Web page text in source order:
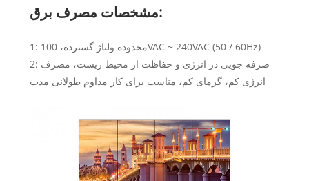
مشخصات مصرف برق:
1: محدوده ولتاژ گسترده، 100VAC ~ 240VAC (50 / 60Hz)
2: صرفه جویی در انرژی و حفاظت از محیط زیست، مصرف
انرژی کم، گرمای کم، مناسب برای کار مداوم طولانی مدت